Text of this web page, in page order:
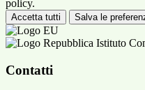
policy.
Accetta tutti Salva le
Istituto
Contatti